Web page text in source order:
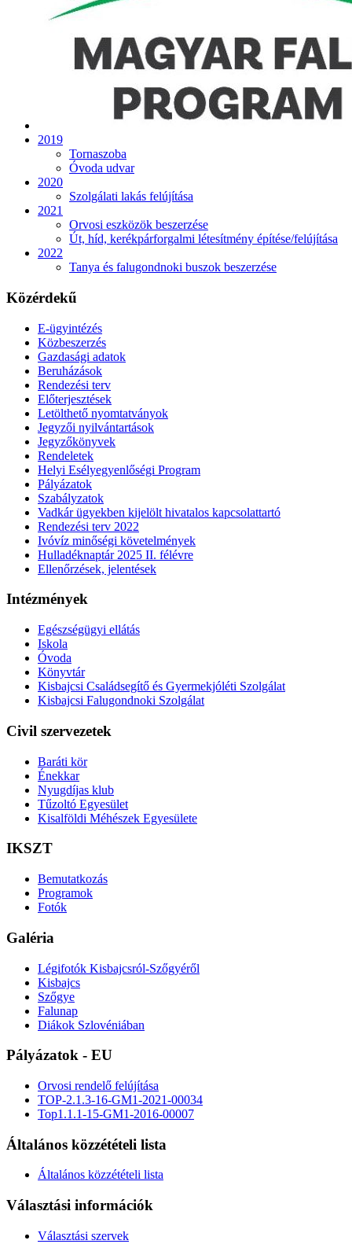
2019
Tornaszoba
Óvoda udvar
2020
Szolgálati lakás felújítása
2021
Orvosi eszközök beszerzése
Út, híd, kerékpárforgalmi létesítmény építése/felújítása
2022
Tanya és falugondnoki buszok beszerzése
Közérdekű
E-ügyintézés
Közbeszerzés
Gazdasági adatok
Beruházások
Rendezési terv
Előterjesztések
Letölthető nyomtatványok
Jegyzői nyilvántartások
Jegyzőkönyvek
Rendeletek
Helyi Esélyegyenlőségi Program
Pályázatok
Szabályzatok
Vadkár ügyekben kijelölt hivatalos kapcsolattartó
Rendezési terv 2022
Ivóvíz minőségi követelmények
Hulladéknaptár 2025 II. félévre
Ellenőrzések, jelentések
Intézmények
Egészségügyi ellátás
Iskola
Óvoda
Könyvtár
Kisbajcsi Családsegítő és Gyermekjóléti Szolgálat
Kisbajcsi Falugondnoki Szolgálat
Civil szervezetek
Baráti kör
Énekkar
Nyugdíjas klub
Tűzoltó Egyesület
Kisalföldi Méhészek Egyesülete
IKSZT
Bemutatkozás
Programok
Fotók
Galéria
Légifotók Kisbajcsról-Szőgyéről
Kisbajcs
Szőgye
Falunap
Diákok Szlovéniában
Pályázatok - EU
Orvosi rendelő felújítása
TOP-2.1.3-16-GM1-2021-00034
Top1.1.1-15-GM1-2016-00007
Általános közzétételi lista
Általános közzétételi lista
Választási információk
Választási szervek